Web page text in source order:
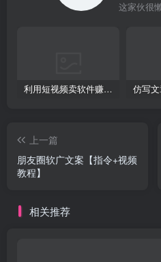
这家伙很
利用短视频卖软件赚钱，新手小白轻松月入10000+！
上一篇
朋友圈软广文案【指令+视频
教程】
相关推荐